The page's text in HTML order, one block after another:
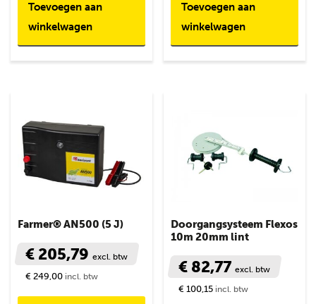
Toevoegen aan
winkelwagen
Toevoegen aan
winkelwagen
Farmer® AN500 (5 J)
€ 205,79 excl. btw
€ 249,00 incl. btw
Doorgangsysteem Flexos
10m 20mm lint
€ 82,77excl. btw
€ 100,15 incl. btw